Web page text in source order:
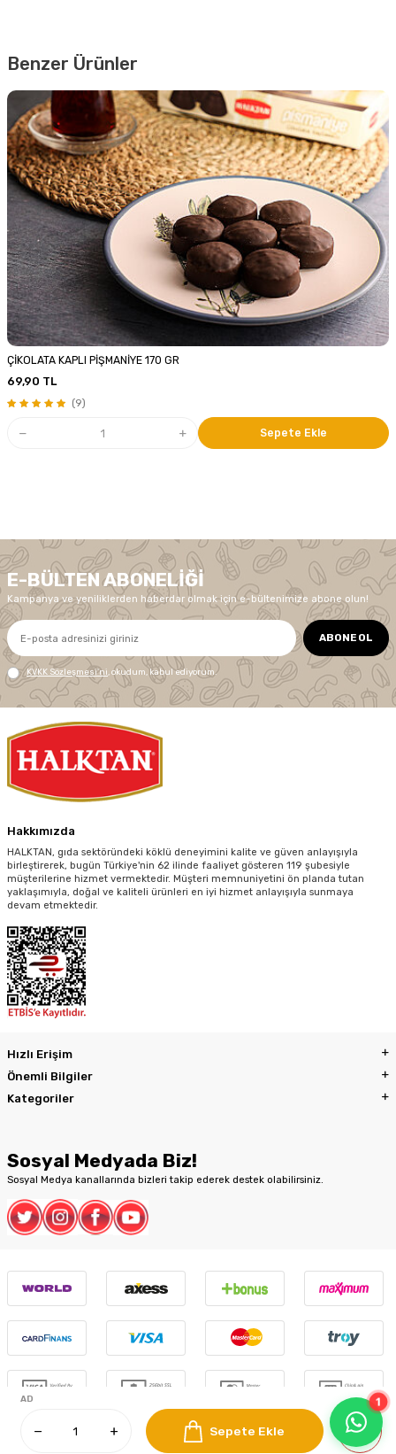
1
AD
Sepete Ekle
Benzer Ürünler
ÇİKOLATA KAPLI PİŞMANİYE 170 GR
69,90 TL
(9)
Sepete Ekle
E-BÜLTEN ABONELIĞI
Kampanya ve yeniliklerden haberdar olmak için e-bültenimize abone olun!
ABONE OL
KVKK Sözleşmesi'ni , okudum, kabul ediyorum.
Hakkımızda
HALKTAN, gıda sektöründeki köklü deneyimini kalite ve güven anlayışıyla
birleştirerek, bugün Türkiye'nin 62 ilinde faaliyet gösteren 119 şubesiyle
müşterilerine hizmet vermektedir. Müşteri memnuniyetini ön planda tutan
yaklaşımıyla, doğal ve kaliteli ürünleri en iyi hizmet anlayışıyla sunmaya
devam etmektedir.
Hızlı Erişim
Önemli Bilgiler
Kategoriler
Sosyal Medyada Biz!
Sosyal Medya kanallarında bizleri takip ederek destek olabilirsiniz.
E-Ticaret Sistemleriyle Hazırlanmıştır.